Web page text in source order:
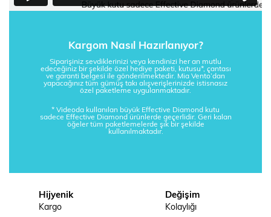
Kargom Nasıl Hazırlanıyor?
Siparişiniz sevdiklerinizi veya kendinizi her an mutlu
edeceğiniz bir şekilde özel hediye paketi, kutusu*, çantası
ve garanti belgesi ile gönderilmektedir. Mia Vento’dan
yapacağınız tüm gümüş takı alışverişlerinizde istisnasız
özel paketleme uygulanmaktadır.
* Videoda kullanılan büyük Effective Diamond kutu
sadece Effective Diamond ürünlerde geçerlidir. Geri kalan
öğeler tüm paketlemelerde şık bir şekilde
kullanılmaktadır.
Hijyenik
Kargo
Değişim
Kolaylığı